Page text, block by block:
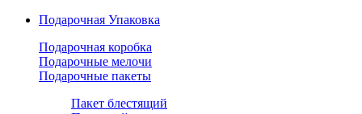
Подарочная Упаковка
Подарочная коробка
Подарочные мелочи
Подарочные пакеты
Пакет блестящий